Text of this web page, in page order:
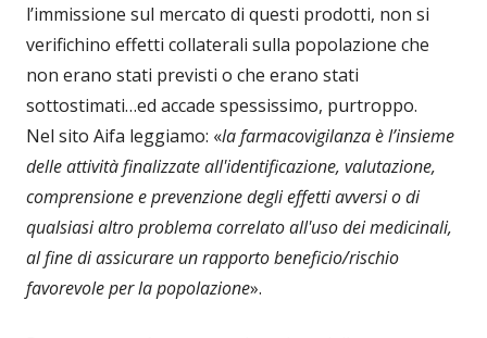
l’immissione sul mercato di questi prodotti, non si
verifichino effetti collaterali sulla popolazione che
non erano stati previsti o che erano stati
sottostimati…ed accade spessissimo, purtroppo.
Nel sito Aifa leggiamo: «la farmacovigilanza è l’insieme
delle attività finalizzate all'identificazione, valutazione,
comprensione e prevenzione degli effetti avversi o di
qualsiasi altro problema correlato all'uso dei medicinali,
al fine di assicurare un rapporto beneficio/rischio
favorevole per la popolazione».